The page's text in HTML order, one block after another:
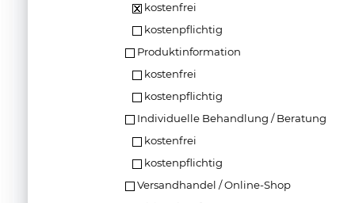
kostenfrei
kostenpflichtig
Produktinformation
kostenfrei
kostenpflichtig
Individuelle Behandlung / Beratung
kostenfrei
kostenpflichtig
Versandhandel / Online-Shop